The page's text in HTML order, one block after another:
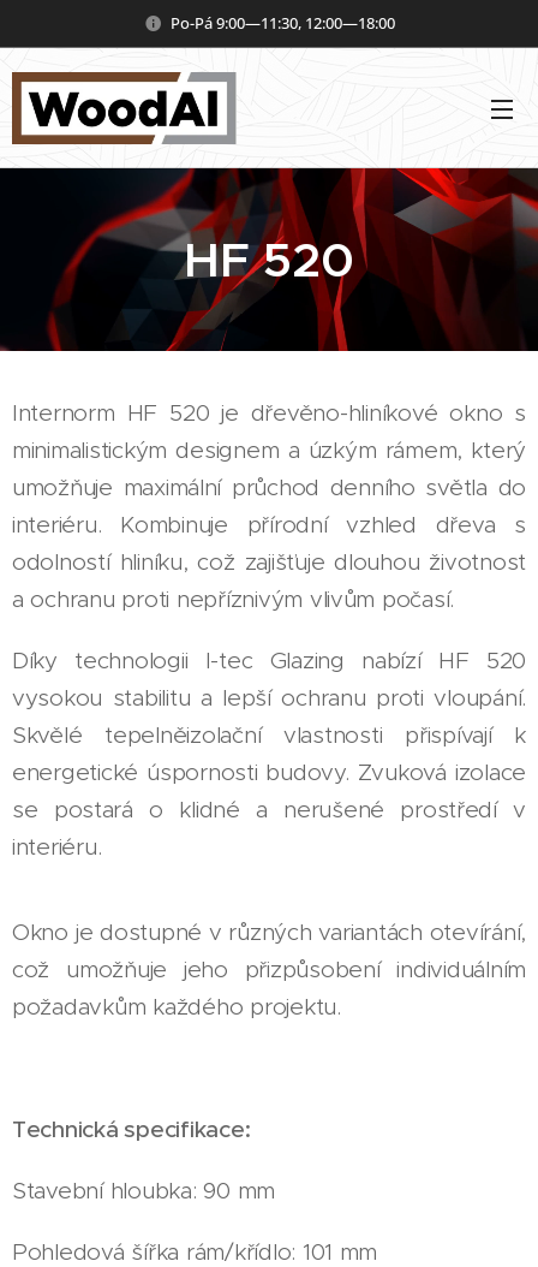
Po-Pá 9:00—11:30, 12:00—18:00
HF 520
Internorm HF 520 je dřevěno-hliníkové okno s
minimalistickým designem a úzkým rámem, který
umožňuje maximální průchod denního světla do
interiéru. Kombinuje přírodní vzhled dřeva s
odolností hliníku, což zajišťuje dlouhou životnost
a ochranu proti nepříznivým vlivům počasí.
Díky technologii I-tec Glazing nabízí HF 520
vysokou stabilitu a lepší ochranu proti vloupání.
Skvělé tepelněizolační vlastnosti přispívají k
energetické úspornosti budovy. Zvuková izolace
se postará o klidné a nerušené prostředí v
interiéru.
Okno je dostupné v různých variantách otevírání,
což umožňuje jeho přizpůsobení individuálním
požadavkům každého projektu.
Technická specifikace:
Stavební hloubka: 90 mm
Pohledová šířka rám/křídlo: 101 mm